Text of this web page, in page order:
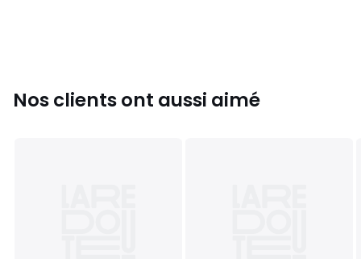
• Longueur : 86,5 cm
• Hauteur : 61 cm
Nos clients ont aussi aimé